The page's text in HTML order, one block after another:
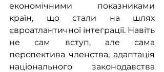
економічними показниками
країн, що стали на шлях
євроатлантичної інтеграції. Навіть
не сам вступ, але сама
перспектива членства, адаптація
національного законодавства